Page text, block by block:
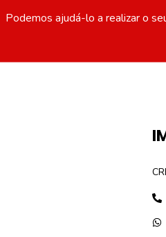
Podemos ajudá-lo a realizar o